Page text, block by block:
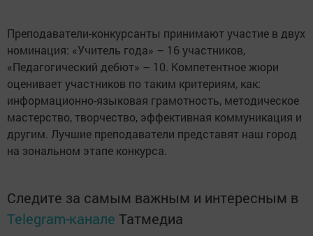
Преподаватели-конкурсанты принимают участие в двух
номинация: «Учитель года» – 16 участников,
«Педагогический дебют» – 10. Компетентное жюри
оценивает участников по таким критериям, как:
информационно-языковая грамотность, методическое
мастерство, творчество, эффективная коммуникация и
другим. Лучшие преподаватели представят наш город
на зональном этапе конкурса.
Следите за самым важным и интересным в
Telegram-канале Татмедиа